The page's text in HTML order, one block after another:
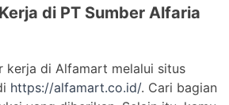
di PT Sumber Alfaria
kerja di Alfamart melalui situs
https://alfamart.co.id/. Cari bagian